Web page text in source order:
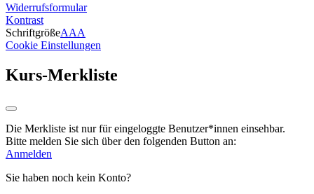
Widerrufsformular
Kontrast
SchriftgrößeAAA
Cookie Einstellungen
Kurs-Merkliste
Die Merkliste ist nur für eingeloggte Benutzer*innen einsehbar.
Bitte melden Sie sich über den folgenden Button an:
Anmelden
Sie haben noch kein Konto?